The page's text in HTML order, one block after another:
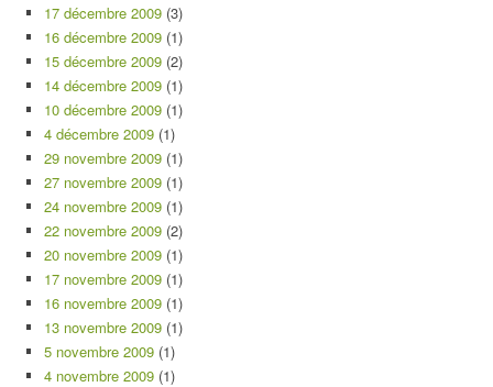
17 décembre 2009 (3)
16 décembre 2009 (1)
15 décembre 2009 (2)
14 décembre 2009 (1)
10 décembre 2009 (1)
4 décembre 2009 (1)
29 novembre 2009 (1)
27 novembre 2009 (1)
24 novembre 2009 (1)
22 novembre 2009 (2)
20 novembre 2009 (1)
17 novembre 2009 (1)
16 novembre 2009 (1)
13 novembre 2009 (1)
5 novembre 2009 (1)
4 novembre 2009 (1)